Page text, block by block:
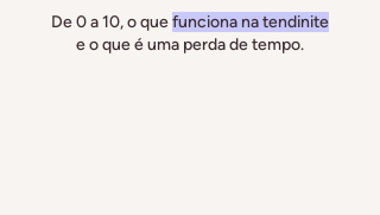
De 0 a 10, o quefunciona na tendinite
e o que é uma perda de tempo.